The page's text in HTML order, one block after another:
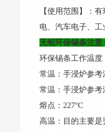
【使用范围】：
电、汽车电子、
无铅环保锡条注意
环保锡条工作温度
常温：手浸炉参
常温：手浸炉参
熔点：227°C
高温：目的主要